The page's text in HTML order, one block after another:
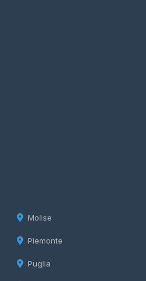
Molise
Piemonte
Puglia